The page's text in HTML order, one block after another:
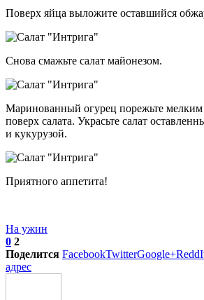
Поверх яйца выложите оставшийся
Снова смажьте салат майонезом.
Маринованный огурец порежьте
поверх салата. Украсьте салат
и кукурузой.
Приятного аппетита!
На ужин
0 2
Поделится FacebookTwitterGoogle+
адрес